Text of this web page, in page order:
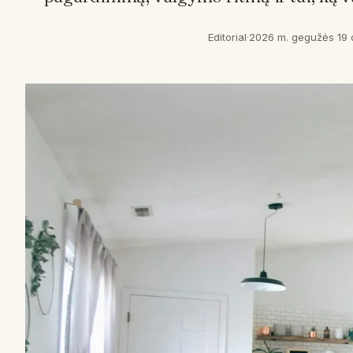
Editorial·2026 m. gegužės 19